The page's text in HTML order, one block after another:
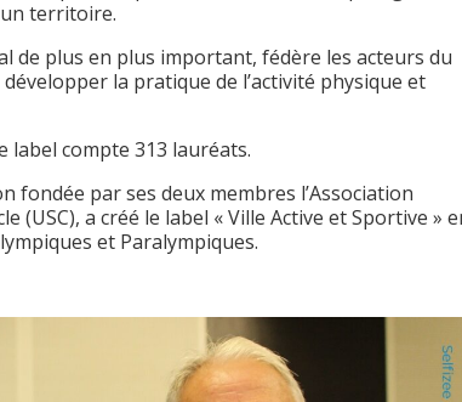
territoire.
de plus en plus important, fédère les acteurs du
la pratique de l’activité physique et
label compte 313 lauréats.
fondée par ses deux membres l’Association
(USC), a créé le label « Ville Active et Sportive »
et Paralympiques.